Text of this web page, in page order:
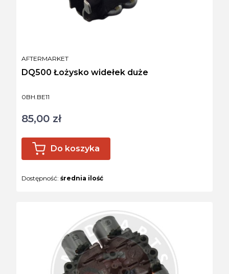
Kod produktu
0BH.BE11
DQ500 Łożysko widełek duże
PRODUCENT
AFTERMARKET
Cena
85,00 zł
Do koszyka
Dostępność: średnia ilość